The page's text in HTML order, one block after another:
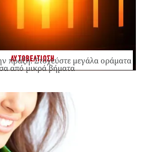
ΑΥΤΟΒΕΛΤΙΩΣΗ
πράξη: Στοχεύστε μεγάλα οράματα
από μικρά βήματα